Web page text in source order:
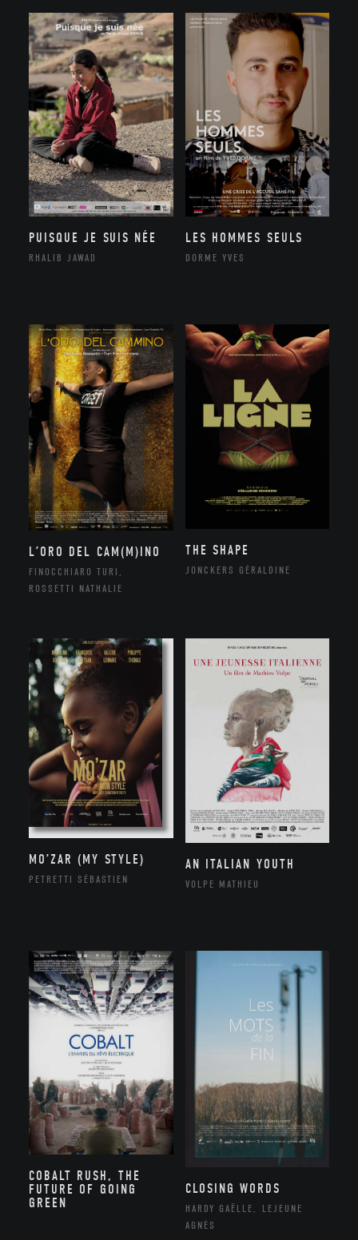
PUISQUE JE SUIS NÉE
RHALIB JAWAD
LES HOMMES SEULS
DORME YVES
L’ORO DEL CAM(M)INO
FINOCCHIARO TURI,
ROSSETTI NATHALIE
THE SHAPE
JONCKERS GÉRALDINE
MO’ZAR (MY STYLE)
PETRETTI SÉBASTIEN
AN ITALIAN YOUTH
VOLPE MATHIEU
COBALT RUSH, THE
FUTURE OF GOING
GREEN
CLOSING WORDS
HARDY GAËLLE, LEJEUNE
AGNÈS